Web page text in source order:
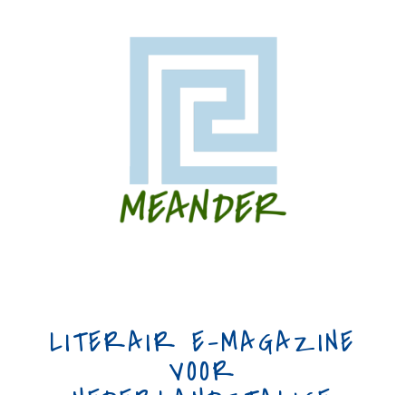
LITERAIR E-MAGAZINE
VOOR